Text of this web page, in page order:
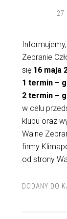
27
Zebranie
się 16 maja
1 termin –
2 termin –
w celu
klubu oraz
Walne
firmy
od strony
DODANY DO